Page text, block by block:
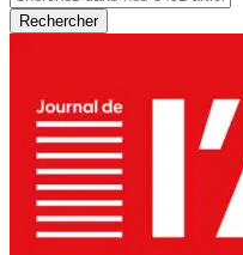
Rechercher